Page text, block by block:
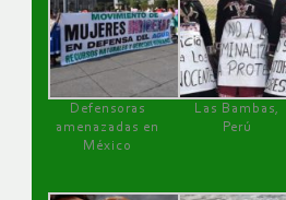
Defensoras
amenazadas en
México
Las Bambas,
Perú